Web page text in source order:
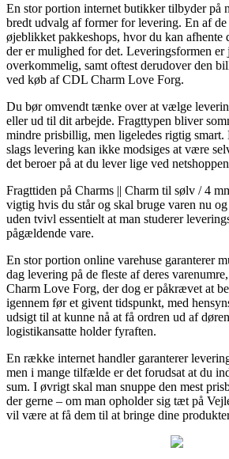
En stor portion internet butikker tilbyder på
bredt udvalg af former for levering. En af
øjeblikket pakkeshops, hvor du kan afhente
der er mulighed for det. Leveringsformen
overkommelig, samt oftest derudover den
ved køb af CDL Charm Love Forg.
Du bør omvendt tænke over at vælge
eller ud til dit arbejde. Fragttypen bliver
mindre prisbillig, men ligeledes rigtig smart.
slags levering kan ikke modsiges at være
det beroer på at du lever lige ved
Fragttiden på Charms || Charm til sølv / 4
vigtig hvis du står og skal bruge varen nu
uden tvivl essentielt at man studerer
pågældende vare.
En stor portion online varehuse garanterer
dag levering på de fleste af deres
Charm Love Forg, der dog er påkrævet at
igennem før et givent tidspunkt, med
udsigt til at kunne nå at få ordren ud af
logistikansatte holder fyraften.
En række internet handler garanterer
men i mange tilfælde er det forudsat at du
sum. I øvrigt skal man snuppe den mest
der gerne – om man opholder sig tæt på
vil være at få dem til at bringe dine